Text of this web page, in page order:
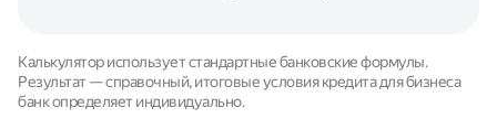
Калькулятор использует стандартные банковские формулы.
Результат — справочный, итоговые условия кредита для бизнеса
банк определяет индивидуально.